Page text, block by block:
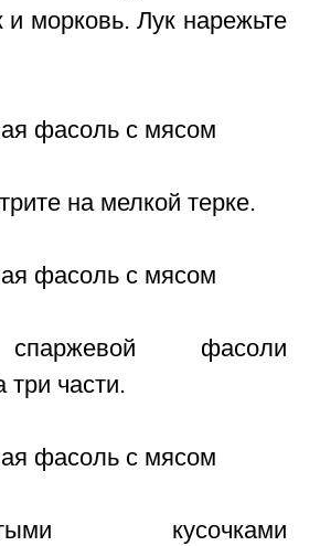
и морковь. Лук нарежьте
на мелкой терке.
фасоли
три части.
кусочками